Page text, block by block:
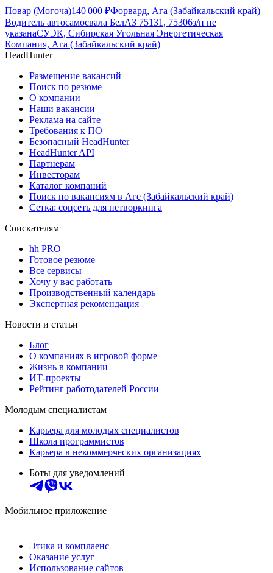
Повар (Могоча)140 000 ₽Форвард, Ага (Забайкальский край)
Водитель автосамосвала БелАЗ 75131, 75306з/п не
указанаСУЭК, Сибирская Угольная Энергетическая
Компания, Ага (Забайкальский край)
HeadHunter
Размещение вакансий
Поиск по резюме
О компании
Наши вакансии
Реклама на сайте
Требования к ПО
Безопасный HeadHunter
HeadHunter API
Партнерам
Инвесторам
Каталог компаний
Поиск по вакансиям в Аге (Забайкальский край)
Сетка: соцсеть для нетворкинга
Соискателям
hh PRO
Готовое резюме
Все сервисы
Хочу у вас работать
Производственный календарь
Экспертная рекомендация
Новости и статьи
Блог
О компаниях в игровой форме
Жизнь в компании
ИТ-проекты
Рейтинг работодателей России
Молодым специалистам
Карьера для молодых специалистов
Школа программистов
Карьера в некоммерческих организациях
Боты для уведомлений
Мобильное приложение
Этика и комплаенс
Оказание услуг
Использование сайтов